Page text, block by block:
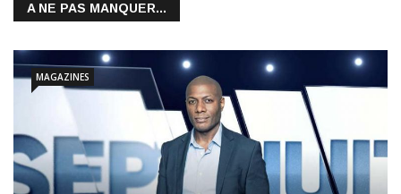
A NE PAS MANQUER...
MAGAZINES